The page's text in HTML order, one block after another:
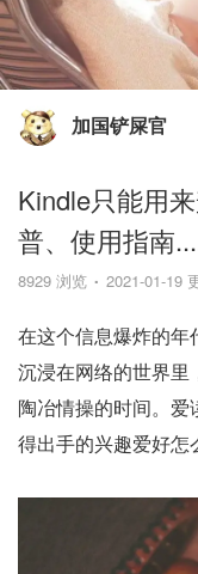
加国铲屎官
Kindle只能用
普、使用指南
8929 浏览 2021-01-19
在这个信息爆炸的年
沉浸在网络的世界里
陶冶情操的时间。
得出手的兴趣爱好怎